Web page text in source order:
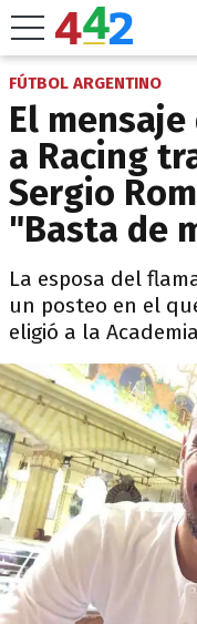
FÚTBOL ARGENTINO
El
a Racing
Sergio
"Basta de
La esposa del
un posteo en el
eligió a la